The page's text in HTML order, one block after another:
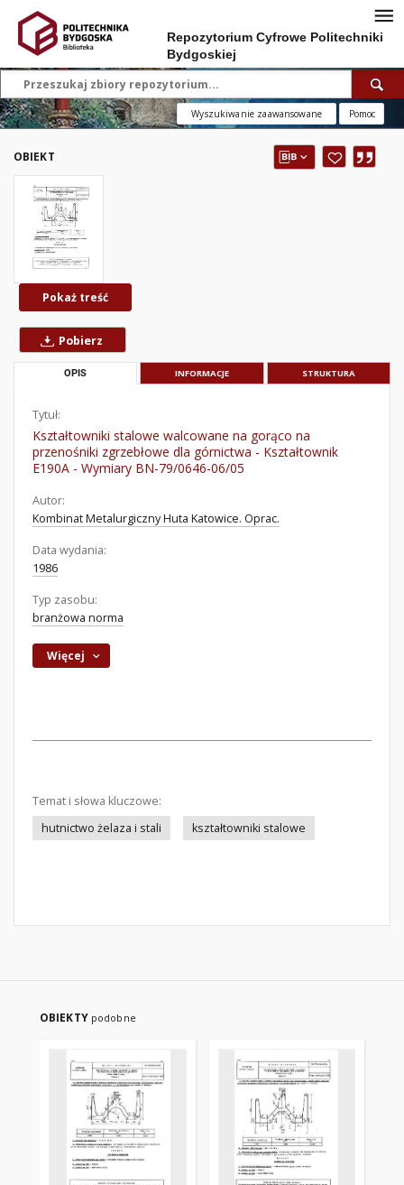
Repozytorium Cyfrowe Politechniki
Bydgoskiej
Wyszukiwanie zaawansowane Pomoc
OBIEKT
Pokaż treść
Pobierz
OPIS INFORMACJE STRUKTURA
Tytuł:
Kształtowniki stalowe walcowane na gorąco na
przenośniki zgrzebłowe dla górnictwa - Kształtownik
E190A - Wymiary BN-79/0646-06/05
Autor:
Kombinat Metalurgiczny Huta Katowice. Oprac.
Data wydania:
1986
Typ zasobu:
branżowa norma
Więcej
Temat i słowa kluczowe:
hutnictwo żelaza i stali
kształtowniki stalowe
OBIEKTY podobne